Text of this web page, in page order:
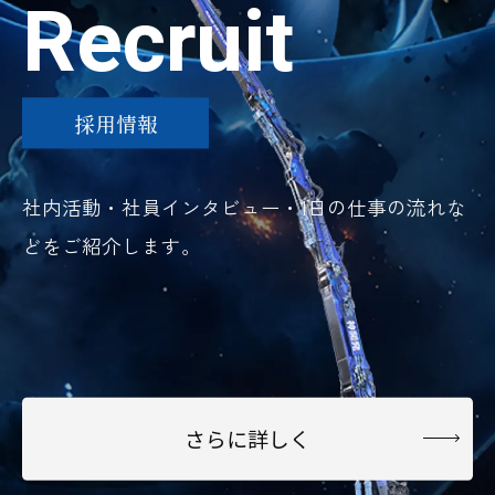
Recruit
採用情報
社内活動・社員インタビュー・1日の仕事の流れな
どをご紹介します。
さらに詳しく